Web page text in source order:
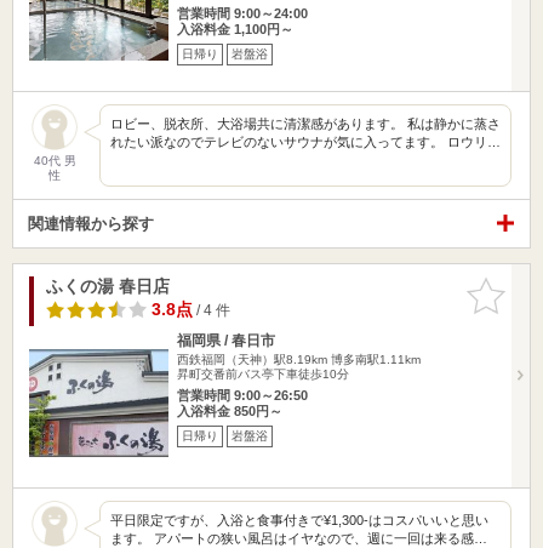
営業時間 9:00～24:00
入浴料金 1,100円～
日帰り 岩盤浴
40代 男
性
ロビー、脱衣所、大浴場共に清潔感があります。 私は静かに蒸さ
れたい派なのでテレビのないサウナが気に入ってます。 ロウリ…
関連情報から探す
お気に入
りに追加
ふくの湯 春日店
3.8点/ 4 件
福岡県 / 春日市
西鉄福岡（天神）駅8.19km 博多南駅1.11km
昇町交番前バス亭下車徒歩10分
営業時間 9:00～26:50
入浴料金 850円～
日帰り 岩盤浴
平日限定ですが、入浴と食事付きで¥1,300-はコスパいいと思い
ます。 アパートの狭い風呂はイヤなので、週に一回は来る感…